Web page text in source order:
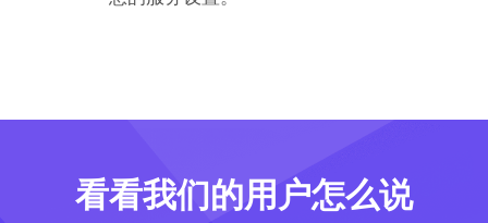
看看我们的用户怎么说